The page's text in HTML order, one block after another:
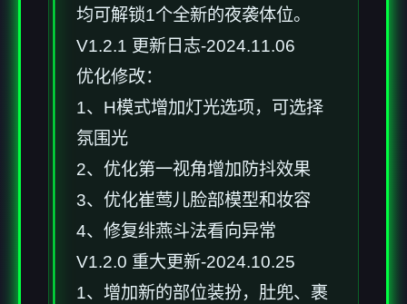
均可解锁1个全新的夜袭体位。
V1.2.1 更新日志-2024.11.06
优化修改：
1、H模式增加灯光选项，可选择
氛围光
2、优化第一视角增加防抖效果
3、优化崔莺儿脸部模型和妆容
4、修复绯燕斗法看向异常
V1.2.0 重大更新-2024.10.25
1、增加新的部位装扮，肚兜、裹